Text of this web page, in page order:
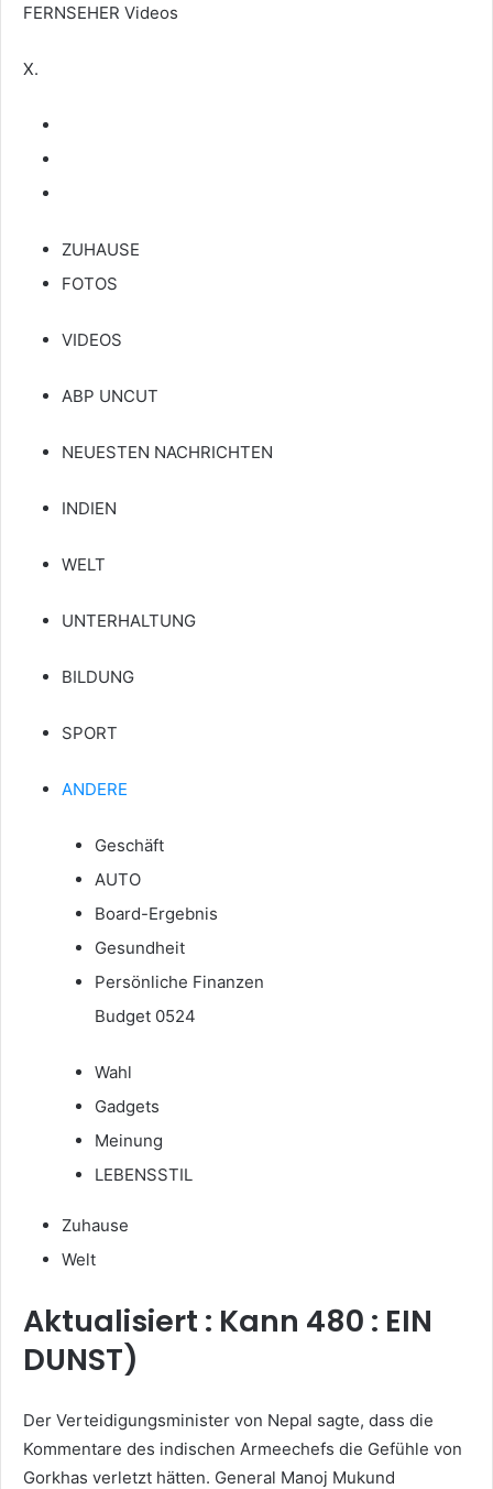
FERNSEHER Videos
X.
ZUHAUSE
FOTOS
VIDEOS
ABP UNCUT
NEUESTEN NACHRICHTEN
INDIEN
WELT
UNTERHALTUNG
BILDUNG
SPORT
ANDERE
Geschäft
AUTO
Board-Ergebnis
Gesundheit
Persönliche Finanzen
Budget 0524
Wahl
Gadgets
Meinung
LEBENSSTIL
Zuhause
Welt
Aktualisiert : Kann 480 : EIN
DUNST)
Der Verteidigungsminister von Nepal sagte, dass die
Kommentare des indischen Armeechefs die Gefühle von
Gorkhas verletzt hätten. General Manoj Mukund